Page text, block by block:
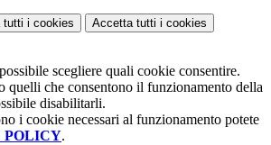
tutti i cookies Accetta tutti i cookies
scegliere quali cookie consentire.
quelli che consentono il funzionamento della
disabilitarli.
i cookie necessari al funzionamento potete
POLICY.